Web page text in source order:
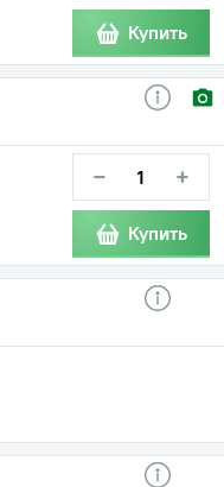
Купить
− +
Купить